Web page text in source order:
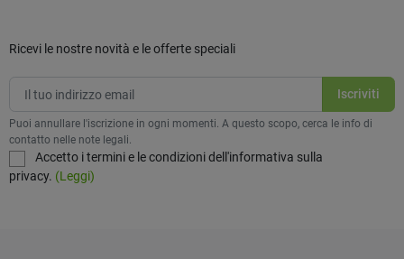
Ricevi le nostre novità e le offerte speciali
Puoi annullare l'iscrizione in ogni momenti. A questo scopo, cerca le info di
contatto nelle note legali.
Accetto i termini e le condizioni dell'informativa sulla
privacy. (Leggi)